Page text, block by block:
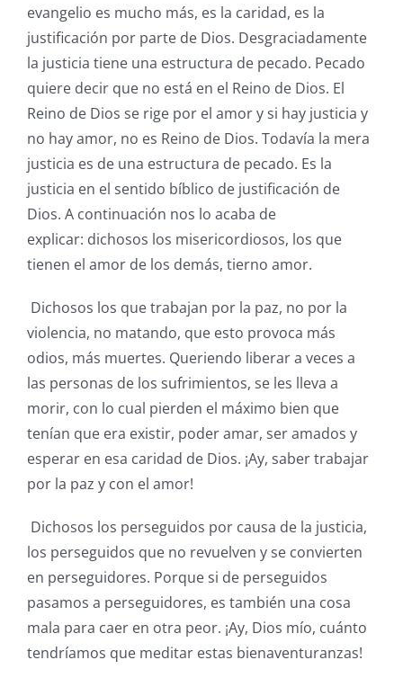
evangelio es mucho más, es la caridad, es la
justificación por parte de Dios. Desgraciadamente
la justicia tiene una estructura de pecado. Pecado
quiere decir que no está en el Reino de Dios. El
Reino de Dios se rige por el amor y si hay justicia y
no hay amor, no es Reino de Dios. Todavía la mera
justicia es de una estructura de pecado. Es la
justicia en el sentido bíblico de justificación de
Dios. A continuación nos lo acaba de
explicar: dichosos los misericordiosos, los que
tienen el amor de los demás, tierno amor.
Dichosos los que trabajan por la paz, no por la
violencia, no matando, que esto provoca más
odios, más muertes. Queriendo liberar a veces a
las personas de los sufrimientos, se les lleva a
morir, con lo cual pierden el máximo bien que
tenían que era existir, poder amar, ser amados y
esperar en esa caridad de Dios. ¡Ay, saber trabajar
por la paz y con el amor!
Dichosos los perseguidos por causa de la justicia,
los perseguidos que no revuelven y se convierten
en perseguidores. Porque si de perseguidos
pasamos a perseguidores, es también una cosa
mala para caer en otra peor. ¡Ay, Dios mío, cuánto
tendríamos que meditar estas bienaventuranzas!